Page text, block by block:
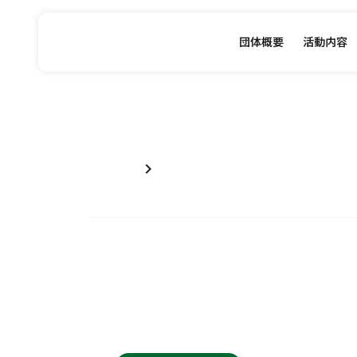
団体概要 活動内容
chevron_right